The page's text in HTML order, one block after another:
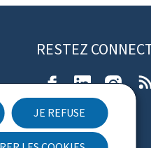
JE REFUSE
RESTEZ
FacebookLinkedIn